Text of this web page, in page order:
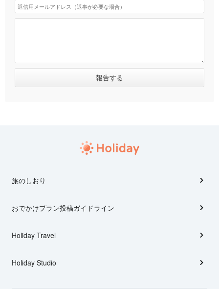
旅のしおり
おでかけプラン投稿ガイドライン
Holiday Travel
Holiday Studio